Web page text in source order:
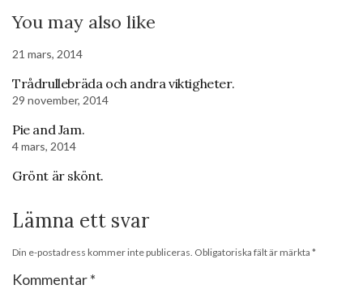
You may also like
21 mars, 2014
Trådrullebräda och andra viktigheter.
29 november, 2014
Pie and Jam.
4 mars, 2014
Grönt är skönt.
Lämna ett svar
Din e-postadress kommer inte publiceras. Obligatoriska fält är märkta *
Kommentar*